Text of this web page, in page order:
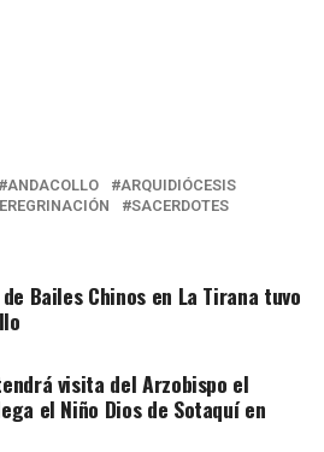
ANDACOLLO
ARQUIDIÓCESIS
SACERDOTES
Bailes Chinos en La Tirana tuvo
visita del Arzobispo el
el Niño Dios de Sotaquí en